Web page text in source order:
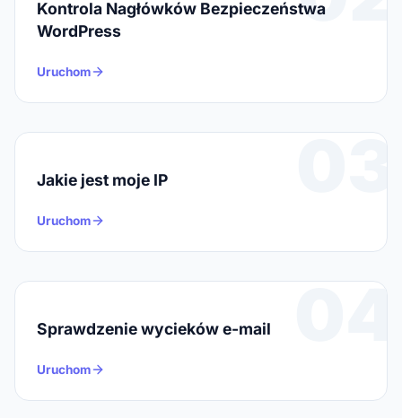
Kontrola Nagłówków Bezpieczeństwa
WordPress
Uruchom
03
Jakie jest moje IP
Uruchom
04
Sprawdzenie wycieków e-mail
Uruchom